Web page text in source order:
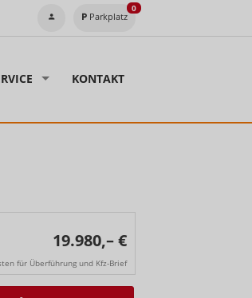
Parkplatz
0
KONTAKT
19.980,– €
für Überführung und Kfz-Brief